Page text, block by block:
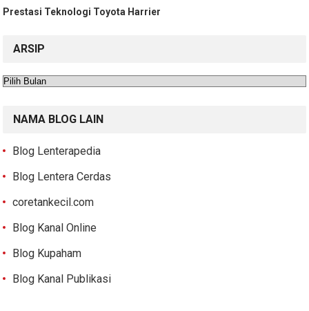
Prestasi Teknologi Toyota Harrier
ARSIP
Arsip
NAMA BLOG LAIN
Blog Lenterapedia
Blog Lentera Cerdas
coretankecil.com
Blog Kanal Online
Blog Kupaham
Blog Kanal Publikasi